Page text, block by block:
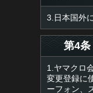
3.日本国外
第4条
1.ヤマクロ
変更登録に
ーフォン、